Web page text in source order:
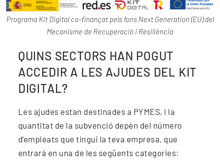
Programa Kit Digital co-finançat pels fons Next Generation (EU) del
Mecanisme de Recuperació i Resiliència
QUINS SECTORS HAN POGUT
ACCEDIR A LES AJUDES DEL KIT
DIGITAL?
Les ajudes estan destinades a PYMES, i la
quantitat de la subvenció depèn del número
d’empleats que tingui la teva empresa, que
entrarà en una de les següents categories: